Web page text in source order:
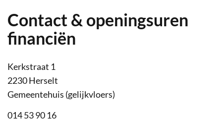
Contact & openingsuren
financiën
Contact
Adres
Kerkstraat 1
,2230Herselt
Gemeentehuis (gelijkvloers)
Tel.
014 53 90 16